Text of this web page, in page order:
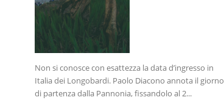
Non si conosce con esattezza la data d’ingresso in
Italia dei Longobardi. Paolo Diacono annota il giorno
di partenza dalla Pannonia, fissandolo al 2...